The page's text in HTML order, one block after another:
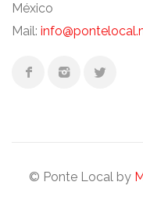
México
Mail:
© Ponte Local by